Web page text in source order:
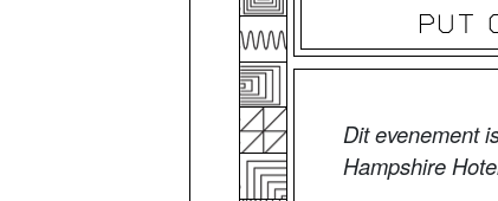
PUT
Dit evenement
Hampshire